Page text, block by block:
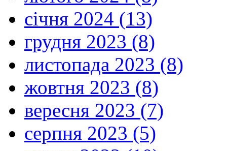
січня 2024 (13)
грудня 2023 (8)
листопада 2023 (8)
жовтня 2023 (8)
вересня 2023 (7)
серпня 2023 (5)